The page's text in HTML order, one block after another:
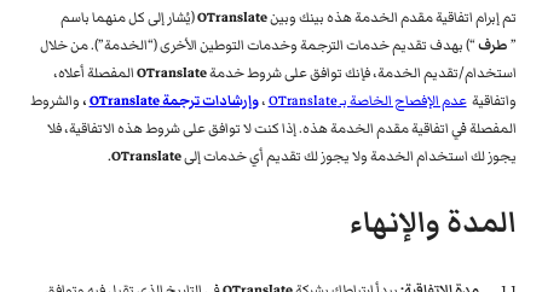
تم إبرام اتفاقية مقدم الخدمة هذه بينك وبينOTranslate(يُشار إلى كل منهما باسم
”طرف“) بهدف تقديم خدمات الترجمة وخدمات التوطين الأخرى (“الخدمة”). من خلال
استخدام/تقديم الخدمة، فإنك توافق على شروط خدمةOTranslateالمفصلة أعلاه،
واتفاقيةعدم الإفصاح الخاصة بـ OTranslate ،وإرشادات ترجمة OTranslate ،والشروط
المفصلة في اتفاقية مقدم الخدمة هذه. إذا كنت لا توافق على شروط هذه الاتفاقية، فلا
يجوز لك استخدام الخدمة ولا يجوز لك تقديم أي خدمات إلىOTranslate
.
المدة والإنهاء